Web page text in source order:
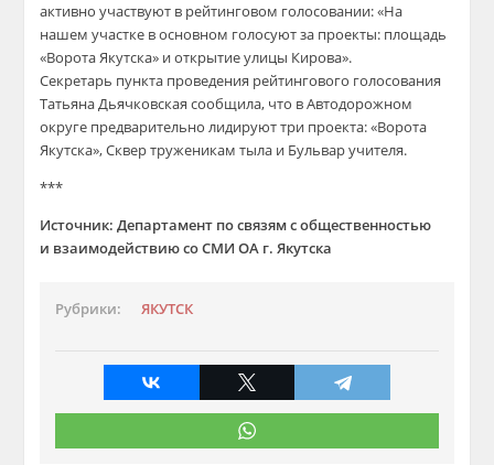
активно участвуют в рейтинговом голосовании: «На
нашем участке в основном голосуют за проекты: площадь
«Ворота Якутска» и открытие улицы Кирова».
Секретарь пункта проведения рейтингового голосования
Татьяна Дьячковская сообщила, что в Автодорожном
округе предварительно лидируют три проекта: «Ворота
Якутска», Сквер труженикам тыла и Бульвар учителя.
***
Источник: Департамент по связям с общественностью
и взаимодействию со СМИ ОА г. Якутска
Рубрики: ЯКУТСК